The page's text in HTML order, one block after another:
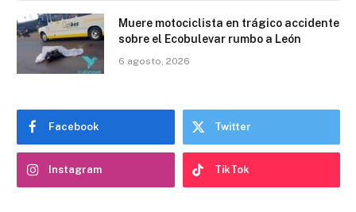
Muere motociclista en trágico accidente
sobre el Ecobulevar rumbo a León
6 agosto, 2026
Facebook Twitter
Instagram TikTok